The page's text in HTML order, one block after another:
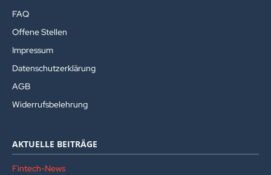
FAQ
Offene Stellen
Impressum
Datenschutzerklärung
AGB
Widerrufsbelehrung
AKTUELLE BEITRÄGE
Fintech-News